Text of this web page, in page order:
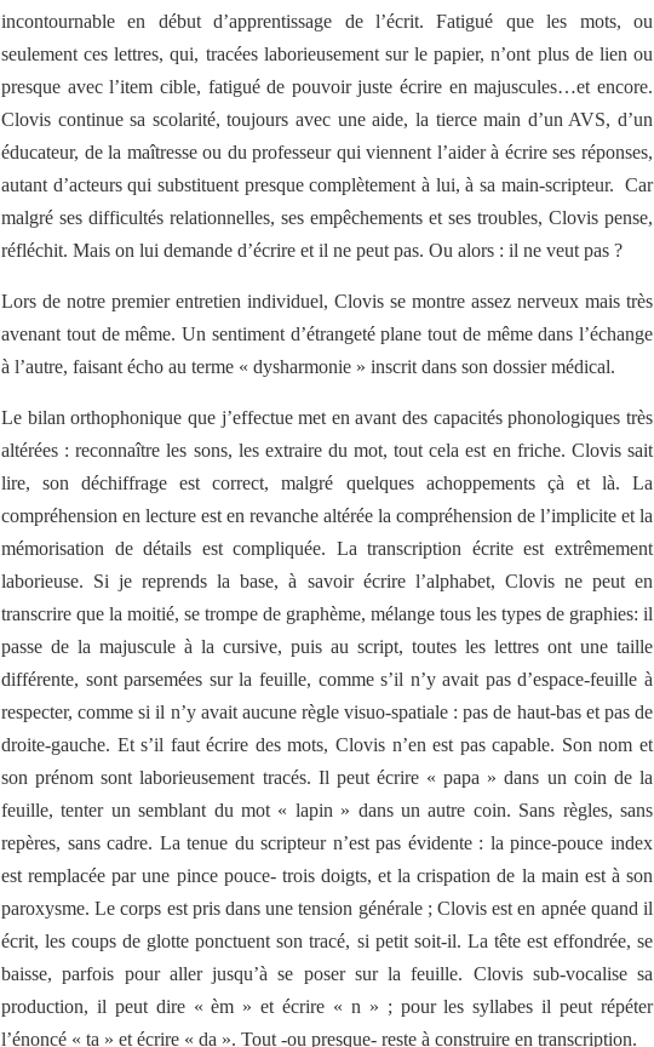
incontournable en début d’apprentissage de l’écrit. Fatigué que les mots, ou
seulement ces lettres, qui, tracées laborieusement sur le papier, n’ont plus de lien ou
presque avec l’item cible, fatigué de pouvoir juste écrire en majuscules…et encore.
Clovis continue sa scolarité, toujours avec une aide, la tierce main d’un AVS, d’un
éducateur, de la maîtresse ou du professeur qui viennent l’aider à écrire ses réponses,
autant d’acteurs qui substituent presque complètement à lui, à sa main-scripteur. Car
malgré ses difficultés relationnelles, ses empêchements et ses troubles, Clovis pense,
réfléchit. Mais on lui demande d’écrire et il ne peut pas. Ou alors : il ne veut pas ?
Lors de notre premier entretien individuel, Clovis se montre assez nerveux mais très
avenant tout de même. Un sentiment d’étrangeté plane tout de même dans l’échange
à l’autre, faisant écho au terme « dysharmonie » inscrit dans son dossier médical.
Le bilan orthophonique que j’effectue met en avant des capacités phonologiques très
altérées : reconnaître les sons, les extraire du mot, tout cela est en friche. Clovis sait
lire, son déchiffrage est correct, malgré quelques achoppements çà et là. La
compréhension en lecture est en revanche altérée la compréhension de l’implicite et la
mémorisation de détails est compliquée. La transcription écrite est extrêmement
laborieuse. Si je reprends la base, à savoir écrire l’alphabet, Clovis ne peut en
transcrire que la moitié, se trompe de graphème, mélange tous les types de graphies: il
passe de la majuscule à la cursive, puis au script, toutes les lettres ont une taille
différente, sont parsemées sur la feuille, comme s’il n’y avait pas d’espace-feuille à
respecter, comme si il n’y avait aucune règle visuo-spatiale : pas de haut-bas et pas de
droite-gauche. Et s’il faut écrire des mots, Clovis n’en est pas capable. Son nom et
son prénom sont laborieusement tracés. Il peut écrire « papa » dans un coin de la
feuille, tenter un semblant du mot « lapin » dans un autre coin. Sans règles, sans
repères, sans cadre. La tenue du scripteur n’est pas évidente : la pince-pouce index
est remplacée par une pince pouce- trois doigts, et la crispation de la main est à son
paroxysme. Le corps est pris dans une tension générale ; Clovis est en apnée quand il
écrit, les coups de glotte ponctuent son tracé, si petit soit-il. La tête est effondrée, se
baisse, parfois pour aller jusqu’à se poser sur la feuille. Clovis sub-vocalise sa
production, il peut dire « èm » et écrire « n » ; pour les syllabes il peut répéter
l’énoncé « ta » et écrire « da ». Tout -ou presque- reste à construire en transcription.